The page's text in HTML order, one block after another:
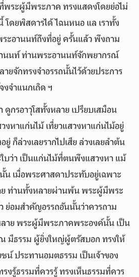
พระผู้มีพระภาค ทรงแสดงโดยย่อไม่
โดยพิสดารได้ ไฉนหนอ แล เราทั้ง
ระอานนท์ถึงที่อยู่ ครั้นแล้ว พึงถาม
นนท์ ท่านพระอานนท์จักพยากรณ์
ายจักทรงจำอรรถนั้นไว้ด้วยประการ
จำแนกเถิด ฯ
กรอาวุโสทั้งหลาย เปรียบเสมือน
งหาแก่นไม้ เที่ยวแสวงหาแก่นไม้อยู่
ก็ล่วงเลยรากไปเสีย ล่วงเลยลำต้น
บว่า เป็นแก่นไม้ที่ตนพึงแสวงหา แม้
เมื่อพระศาสดาประทับอยู่เฉพาะ
ท่านทั้งหลายผ่านพ้น พระผู้มีพระ
ย่อมสำคัญอรรถอันนั้นว่าควรถาม
ลาย พระผู้มีพระภาคพระองค์นั้น เป็น
ธรรม ผู้ยิ่งใหญ่ผู้ตรัสบอก ทรงให้
น์ ประทานอมตธรรม เป็นเจ้าของ
งรู้ธรรมที่ควรรู้ ทรงเห็นธรรมที่ควร